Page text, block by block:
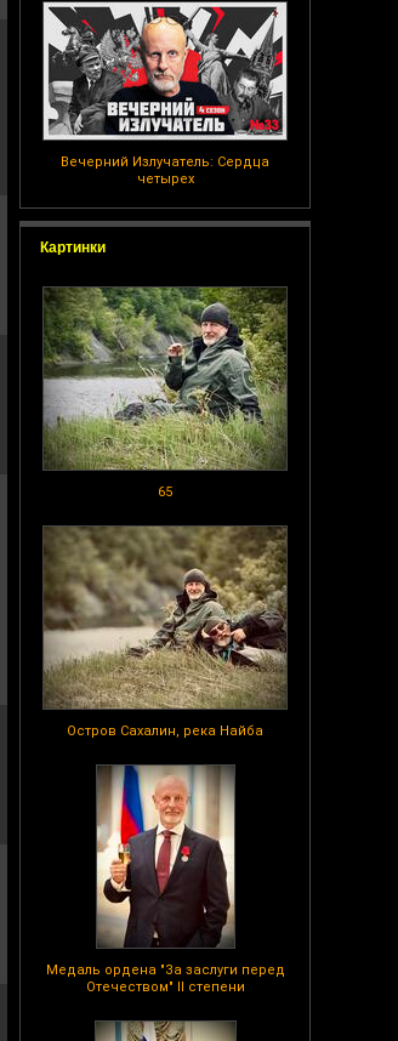
Вечерний Излучатель: Сердца
четырех
Картинки
65
Остров Сахалин, река Найба
Медаль ордена "За заслуги перед
Отечеством" II степени